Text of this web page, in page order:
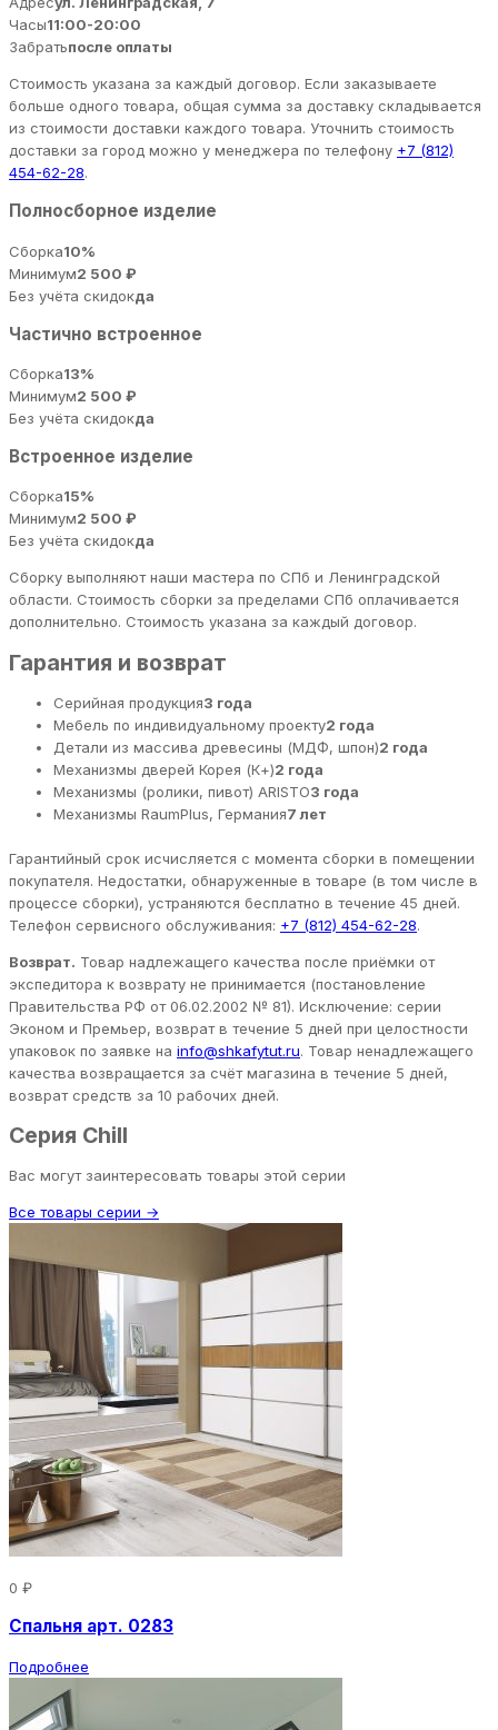
Часы11:00-20:00
Забратьпосле оплаты
Стоимость указана за каждый договор. Если заказываете
больше одного товара, общая сумма за доставку складывается
из стоимости доставки каждого товара. Уточнить стоимость
доставки за город можно у менеджера по телефону +7 (812)
454-62-28.
Полносборное изделие
Сборка10%
Минимум2 500 ₽
Без учёта скидокда
Частично встроенное
Сборка13%
Минимум2 500 ₽
Без учёта скидокда
Встроенное изделие
Сборка15%
Минимум2 500 ₽
Без учёта скидокда
Сборку выполняют наши мастера по СПб и Ленинградской
области. Стоимость сборки за пределами СПб оплачивается
дополнительно. Стоимость указана за каждый договор.
Гарантия и возврат
Серийная продукция3 года
Мебель по индивидуальному проекту2 года
Детали из массива древесины (МДФ, шпон)2 года
Механизмы дверей Корея (К+)2 года
Механизмы (ролики, пивот) ARISTO3 года
Механизмы RaumPlus, Германия7 лет
Гарантийный срок исчисляется с момента сборки в помещении
покупателя. Недостатки, обнаруженные в товаре (в том числе в
процессе сборки), устраняются бесплатно в течение 45 дней.
Телефон сервисного обслуживания: +7 (812) 454-62-28.
Возврат. Товар надлежащего качества после приёмки от
экспедитора к возврату не принимается (постановление
Правительства РФ от 06.02.2002 № 81). Исключение: серии
Эконом и Премьер, возврат в течение 5 дней при целостности
упаковок по заявке на info@shkafytut.ru. Товар ненадлежащего
качества возвращается за счёт магазина в течение 5 дней,
возврат средств за 10 рабочих дней.
Серия Chill
Вас могут заинтересовать товары этой серии
Все товары серии →
0 ₽
Спальня арт. 0283
Подробнее